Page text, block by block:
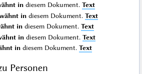
in diesem Dokument.Text
in diesem Dokument.Text
in diesem Dokument.Text
in diesem Dokument.Text
in diesem Dokument.Text
Personen